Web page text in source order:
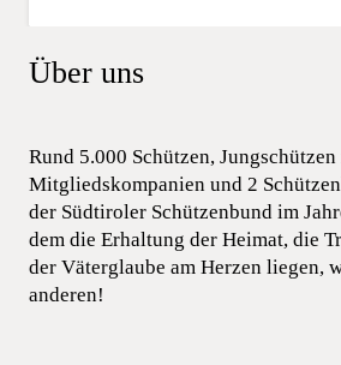
Über uns
Rund 5.000 Schützen,
Mitgliedskompanien und 2
der Südtiroler Schützenbund im
dem die Erhaltung der Heimat, die
der Väterglaube am Herzen liegen,
anderen!